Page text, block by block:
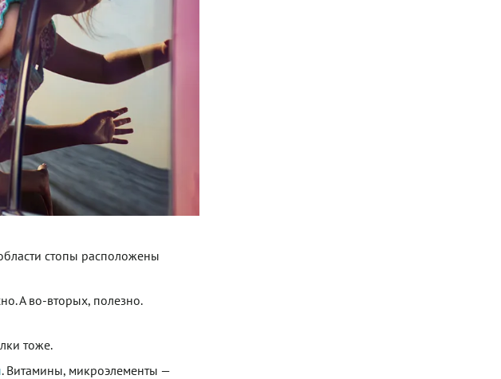
стопы расположены
А во-вторых, полезно.
тоже.
. Витамины, микроэлементы —